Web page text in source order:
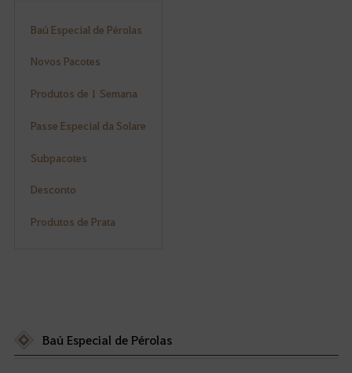
Baú Especial de Pérolas
Novos Pacotes
Produtos de 1 Semana
Passe Especial da Solare
Subpacotes
Desconto
Produtos de Prata
Baú Especial de Pérolas